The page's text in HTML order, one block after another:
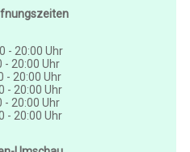
- 20:00 Uhr
- 20:00 Uhr
- 20:00 Uhr
- 20:00 Uhr
- 20:00 Uhr
- 20:00 Uhr